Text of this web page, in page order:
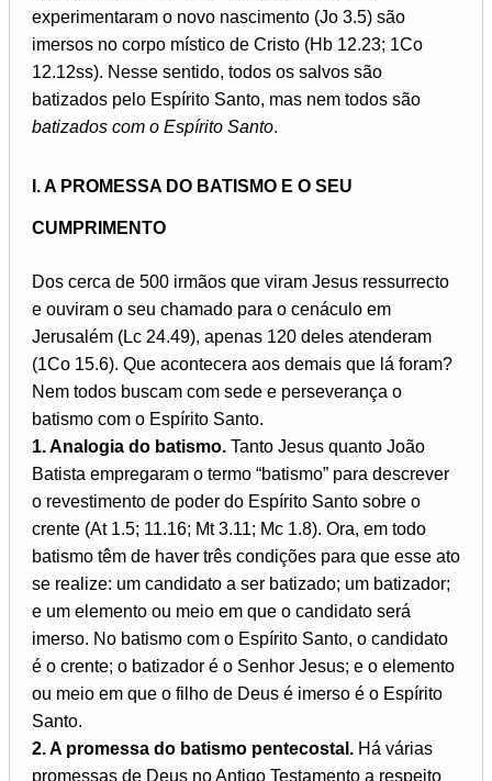
experimentaram o novo nascimento (Jo 3.5) são
imersos no corpo místico de Cristo (Hb 12.23; 1Co
12.12ss). Nesse sentido, todos os salvos são
batizados pelo Espírito Santo, mas nem todos são
batizados com o Espírito Santo.
I. A PROMESSA DO BATISMO E O SEU
CUMPRIMENTO
Dos cerca de 500 irmãos que viram Jesus ressurrecto
e ouviram o seu chamado para o cenáculo em
Jerusalém (Lc 24.49), apenas 120 deles atenderam
(1Co 15.6). Que acontecera aos demais que lá foram?
Nem todos buscam com sede e perseverança o
batismo com o Espírito Santo.
1. Analogia do batismo. Tanto Jesus quanto João
Batista empregaram o termo “batismo” para descrever
o revestimento de poder do Espírito Santo sobre o
crente (At 1.5; 11.16; Mt 3.11; Mc 1.8). Ora, em todo
batismo têm de haver três condições para que esse ato
se realize: um candidato a ser batizado; um batizador;
e um elemento ou meio em que o candidato será
imerso. No batismo com o Espírito Santo, o candidato
é o crente; o batizador é o Senhor Jesus; e o elemento
ou meio em que o filho de Deus é imerso é o Espírito
Santo.
2. A promessa do batismo pentecostal. Há várias
promessas de Deus no Antigo Testamento a respeito